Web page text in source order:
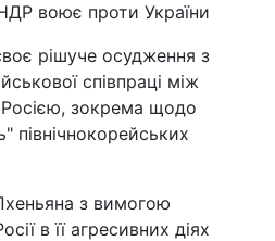
воює проти України
рішуче осудження з
співпраці між
зокрема щодо
північнокорейських
з вимогою
в її агресивних діях